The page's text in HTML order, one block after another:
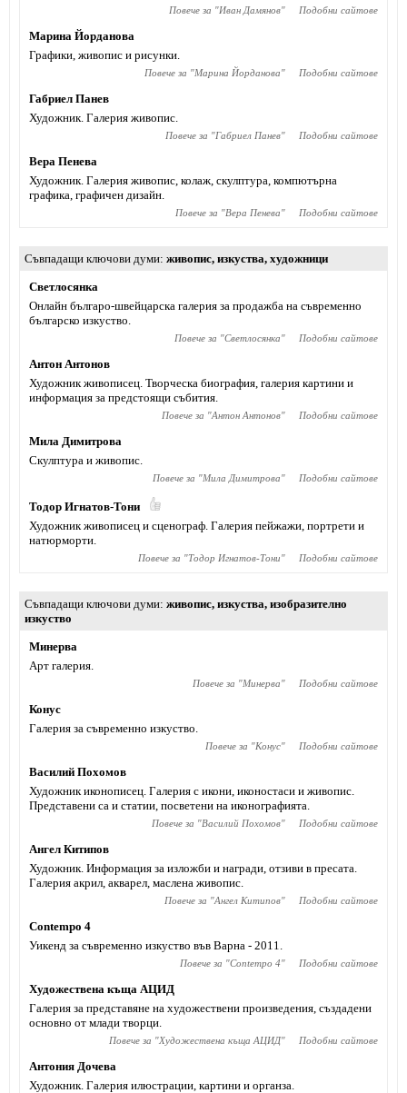
Повече за "Иван Дамянов" Подобни сайтове
Марина Йорданова
Графики, живопис и рисунки.
Повече за "Марина Йорданова" Подобни сайтове
Габриел Панев
Художник. Галерия живопис.
Повече за "Габриел Панев" Подобни сайтове
Вера Пенева
Художник. Галерия живопис, колаж, скулптура, компютърна
графика, графичен дизайн.
Повече за "Вера Пенева" Подобни сайтове
Съвпадащи ключови думи живопис, изкуства, художници
Светлосянка
Онлайн българо-швейцарска галерия за продажба на съвременно
българско изкуство.
Повече за "Светлосянка" Подобни сайтове
Антон Антонов
Художник живописец. Творческа биография, галерия картини и
информация за предстоящи събития.
Повече за "Антон Антонов" Подобни сайтове
Мила Димитрова
Скулптура и живопис.
Повече за "Мила Димитрова" Подобни сайтове
Тодор Игнатов-Тони
Художник живописец и сценограф. Галерия пейжажи, портрети и
натюрморти.
Повече за "Тодор Игнатов-Тони" Подобни сайтове
Съвпадащи ключови думи живопис, изкуства, изобразително
изкуство
Минерва
Арт галерия.
Повече за "Минерва" Подобни сайтове
Конус
Галерия за съвременно изкуство.
Повече за "Конус" Подобни сайтове
Василий Похомов
Художник иконописец. Галерия с икони, иконостаси и живопис.
Представени са и статии, посветени на иконографията.
Повече за "Василий Похомов" Подобни сайтове
Ангел Китипов
Художник. Информация за изложби и награди, отзиви в пресата.
Галерия акрил, акварел, маслена живопис.
Повече за "Ангел Китипов" Подобни сайтове
Contempo 4
Уикенд за съвременно изкуство във Варна - 2011.
Повече за "Contempo 4" Подобни сайтове
Художествена къща АЦИД
Галерия за представяне на художествени произведения, създадени
основно от млади творци.
Повече за "Художествена къща АЦИД" Подобни сайтове
Антония Дочева
Художник. Галерия илюстрации, картини и органза.